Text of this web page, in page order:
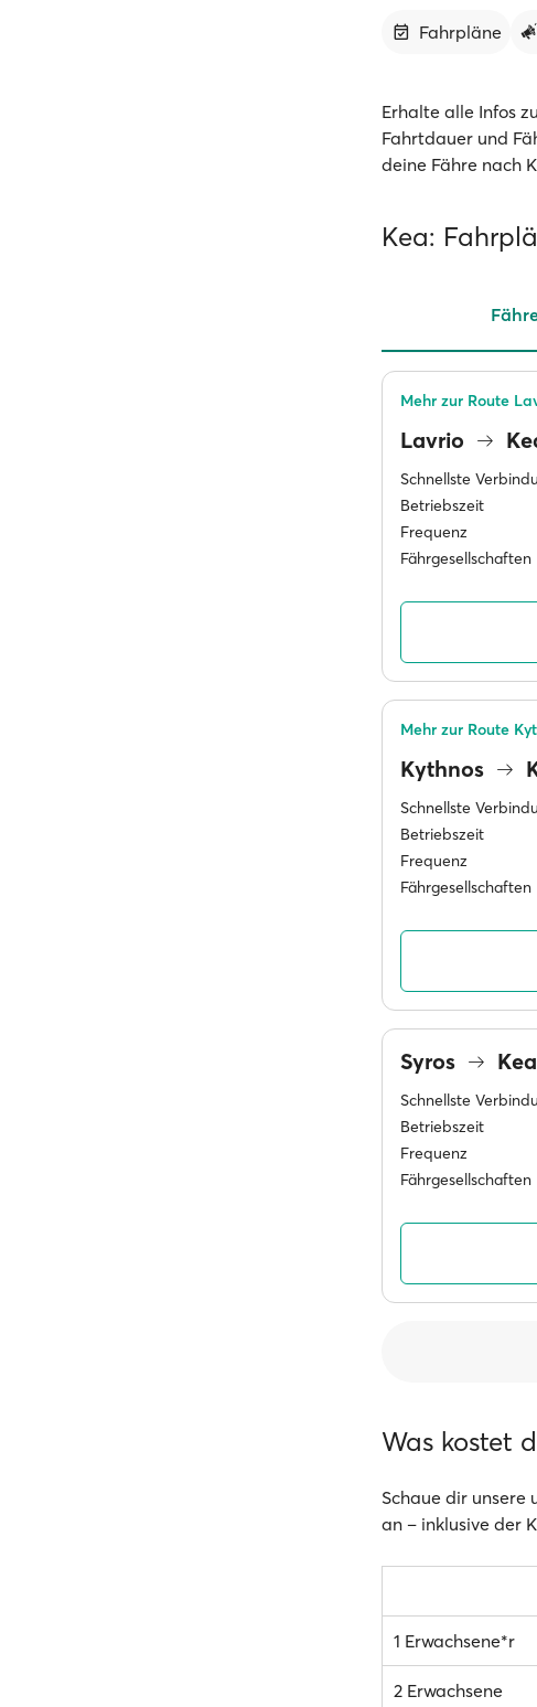
Fahrpläne
Erhalte alle Infos
Fahrtdauer und
deine Fähre nach
Kea:
Lavrio
Schnellste
Betriebszeit
Frequenz
Fährgesellschaften
Mehr zur Route
Kythnos
Schnellste
Betriebszeit
Frequenz
Fährgesellschaften
Mehr zur Route
Syros Kea
Schnellste
Betriebszeit
Frequenz
Fährgesellschaften
Was kostet
Schaue dir unsere
an – inklusive der
1 Erwachsene*r
2 Erwachsene